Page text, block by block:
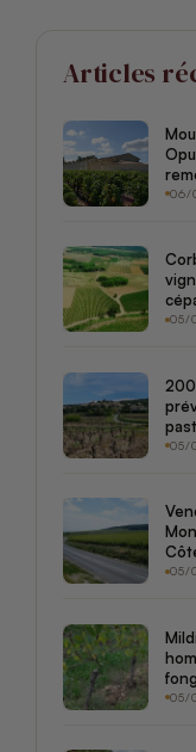
Articles
06/
05/
05/
05/
05/